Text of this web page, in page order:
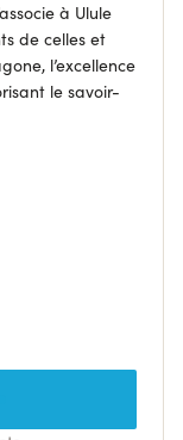
à Ulule
de celles et
l’excellence
le savoir-